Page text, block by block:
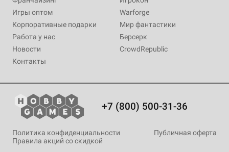
Игры оптом
Корпоративные подарки
Работа у нас
Новости
Контакты
Warforge
Мир фантастики
Берсерк
CrowdRepublic
+7 (800) 500-31-36
Политика конфиденциальности
Публичная оферта
Правила акций со скидкой